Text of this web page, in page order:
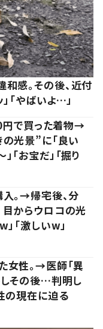
感。その後、近付
「やばいよ…」
で買った着物→
光景”に「良い
「お宝だ」「掘り
。→帰宅後、分
からウロコの光
「激しいw」
女性。→医師「異
しその後…判明し
の現在に迫る